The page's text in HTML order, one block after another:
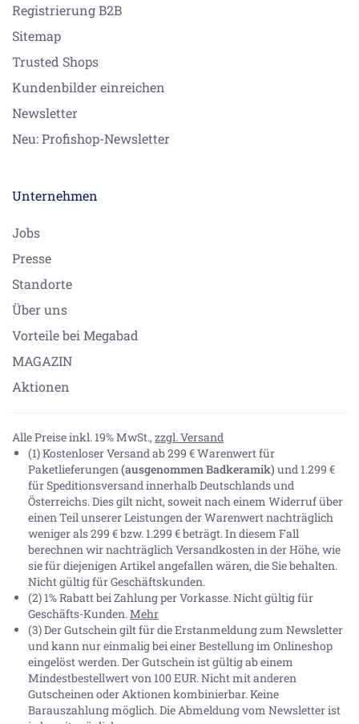
Registrierung B2B
Sitemap
Trusted Shops
Kundenbilder einreichen
Newsletter
Neu: Profishop-Newsletter
Unternehmen
Jobs
Presse
Standorte
Über uns
Vorteile bei Megabad
MAGAZIN
Aktionen
Alle Preise inkl. 19% MwSt., zzgl. Versand
(1) Kostenloser Versand ab 299 € Warenwert für
Paketlieferungen(ausgenommen Badkeramik) und 1.299 €
für Speditionsversand innerhalb Deutschlands und
Österreichs. Dies gilt nicht, soweit nach einem Widerruf über
einen Teil unserer Leistungen der Warenwert nachträglich
weniger als 299 € bzw. 1.299 € beträgt. In diesem Fall
berechnen wir nachträglich Versandkosten in der Höhe, wie
sie für diejenigen Artikel angefallen wären, die Sie behalten.
Nicht gültig für Geschäftskunden.
(2) 1% Rabatt bei Zahlung per Vorkasse. Nicht gültig für
Geschäfts-Kunden.Mehr
(3) Der Gutschein gilt für die Erstanmeldung zum Newsletter
und kann nur einmalig bei einer Bestellung im Onlineshop
eingelöst werden. Der Gutschein ist gültig ab einem
Mindestbestellwert von 100 EUR. Nicht mit anderen
Gutscheinen oder Aktionen kombinierbar. Keine
Barauszahlung möglich. Die Abmeldung vom Newsletter ist